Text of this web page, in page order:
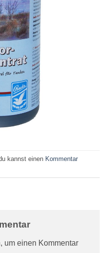
kannst einen Kommentar
um einen Kommentar